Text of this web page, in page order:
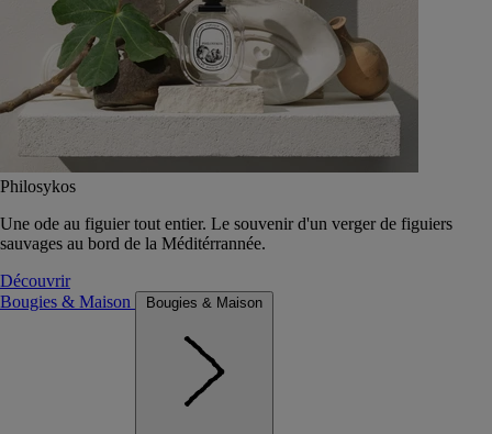
Philosykos
Une ode au figuier tout entier. Le souvenir d'un verger de figuiers
sauvages au bord de la Méditérrannée.
Découvrir
Bougies & Maison
Bougies & Maison